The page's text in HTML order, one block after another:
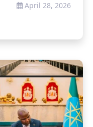
April 28, 2026